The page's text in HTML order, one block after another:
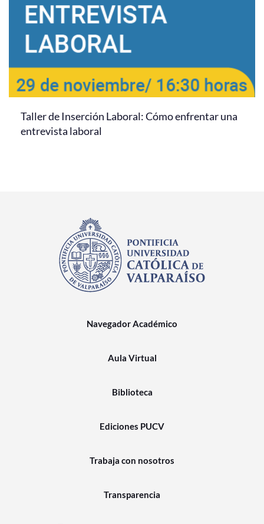
Taller de Inserción Laboral: Cómo enfrentar una
entrevista laboral
Navegador Académico
Aula Virtual
Biblioteca
Ediciones PUCV
Trabaja con nosotros
Transparencia